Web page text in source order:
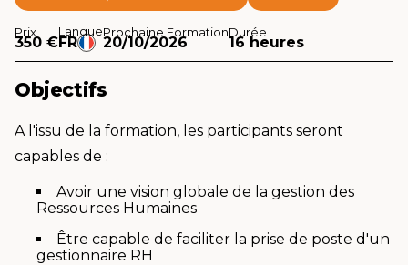
Prix
350 €
Langue
FR
Prochaine Formation
20/10/2026
Durée
16 heures
Objectifs
A l'issu de la formation, les participants seront
capables de :
Avoir une vision globale de la gestion des
Ressources Humaines
Être capable de faciliter la prise de poste d'un
gestionnaire RH